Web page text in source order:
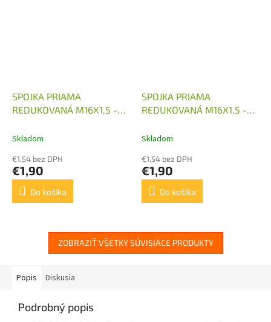
SPOJKA PRIAMA
REDUKOVANÁ M16X1,5 -
Skladom
€1,54 bez DPH
€1,90
Do košíka
SPOJKA PRIAMA
REDUKOVANÁ M16X1,5 -
Skladom
€1,54 bez DPH
€1,90
Do košíka
ZOBRAZIŤ VŠETKY SÚVISIACE PRODUKTY
Popis Diskusia
Podrobný popis